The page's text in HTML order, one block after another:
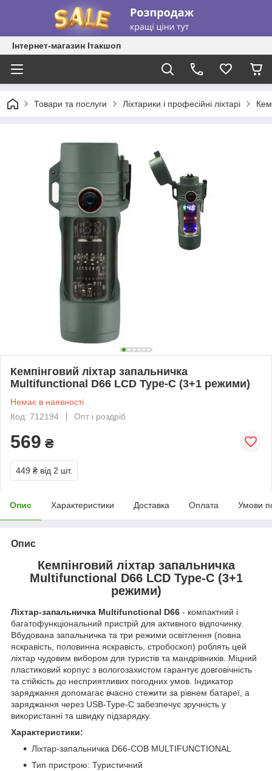
Інтернет-магазин Ітакшоп
Товари та послуги Ліхтарики і професійні ліхтарі
Кемпінговий ліхтар запальничка
Multifunctional D66 LCD Type-C (3+1 режими)
Немає в наявності
Код: 712194
Опт і роздріб
569 ₴
449 ₴ від 2 шт.
Опис Характеристики Доставка Оплата Умови
Опис
Кемпінговий ліхтар запальничка
Multifunctional D66 LCD Type-C (3+1
режими)
Ліхтар-запальничка Multifunctional D66 - компактний і
багатофункціональний пристрій для активного відпочинку.
Вбудована запальничка та три режими освітлення (повна
яскравість, половинна яскравість, стробоскоп) роблять цей
ліхтар чудовим вибором для туристів та мандрівників. Міцний
пластиковий корпус з вологозахистом гарантує довговічність
та стійкість до несприятливих погодних умов. Індикатор
заряджання допомагає вчасно стежити за рівнем батареї, а
заряджання через USB-Type-C забезпечує зручність у
використанні та швидку підзарядку.
Характеристики:
Ліхтар-запальничка D66-COB MULTIFUNCTIONAL
Тип пристрою: Туристичний